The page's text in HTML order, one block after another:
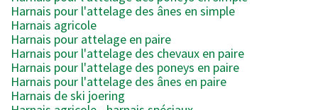
Harnais pour l'attelage des ânes en simple
Harnais agricole
Harnais pour attelage en paire
Harnais pour l'attelage des chevaux en paire
Harnais pour l'attelage des poneys en paire
Harnais pour l'attelage des ânes en paire
Harnais de ski joering